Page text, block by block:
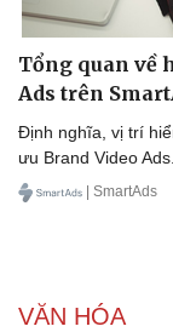
Tổng quan về
Ads trên
Định nghĩa, vị trí
ưu Brand Video Ads.
| SmartAds
VĂN HÓA